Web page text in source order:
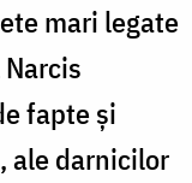
mari legate
fapte și
ale darnicilor